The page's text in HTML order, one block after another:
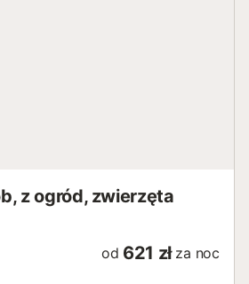
z ogród, zwierzęta
od 621 zł za noc